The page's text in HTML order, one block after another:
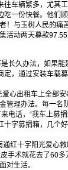
往车辆繁多，尤其
吃一份快餐。他
！与玉树人民的
活动两天募款97.55
长久办法，如果能
定，通过安装车载
出租车上全部安
管理办法。每一
电话，“我车上募
十字募捐箱，几个
红十字阳光爱心救
手术就花去了60
对生活。